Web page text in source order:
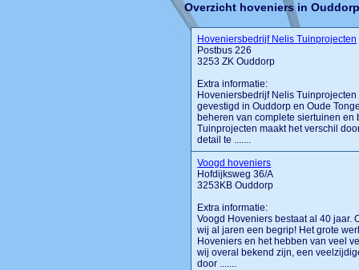
Overzicht hoveniers in
Hoveniersbedrijf Nelis Tuinprojecten
Postbus 226
3253 ZK Ouddorp
Extra informatie:
Hoveniersbedrijf Nelis
gevestigd in Ouddorp en Oude
beheren van complete siertuinen
Tuinprojecten maakt het verschil
detail te .......
Voogd hoveniers
Hofdijksweg 36/A
3253KB Ouddorp
Extra informatie:
Voogd Hoveniers bestaat al 40 jaar.
wij al jaren een begrip! Het grote
Hoveniers en het hebben van veel
wij overal bekend zijn, een
door .......